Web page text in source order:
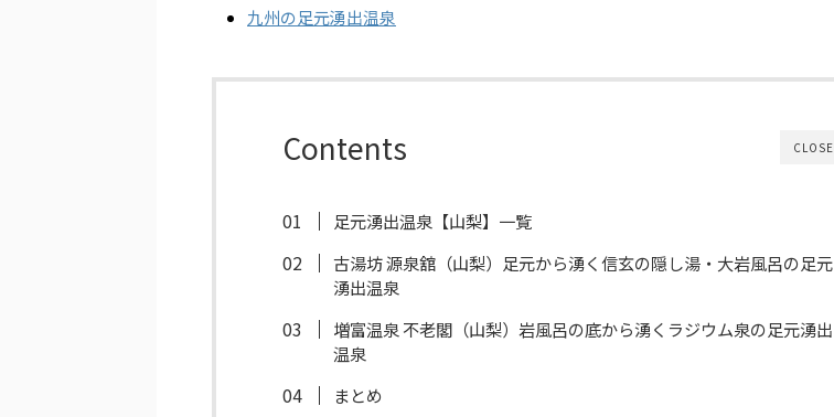
九州の足元湧出温泉
CLOSE
Contents
足元湧出温泉【山梨】一覧
古湯坊 源泉舘（山梨）足元から湧く信玄の隠し湯・大岩風呂の足元
湧出温泉
増富温泉 不老閣（山梨）岩風呂の底から湧くラジウム泉の足元湧出
温泉
まとめ